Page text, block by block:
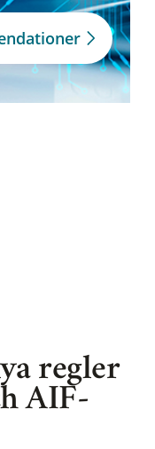
regler
AIF-